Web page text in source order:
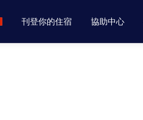
刊登你的住宿 協助中心